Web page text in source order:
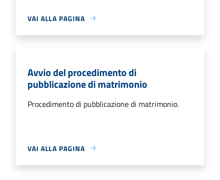
VAI ALLA PAGINA
Avvio del procedimento di
pubblicazione di matrimonio
Procedimento di pubblicazione di matrimonio.
VAI ALLA PAGINA